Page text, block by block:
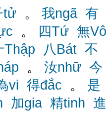
tử 。 我ngã 有
。 四Tứ 無Vô
Thập 八Bát 不
。 汝nhữ 今
vi 得đắc 。 是
加gia 精tinh 進